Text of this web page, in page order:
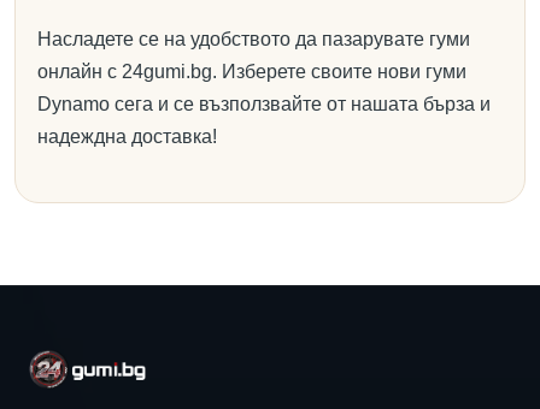
Насладете се на удобството да пазарувате гуми
онлайн с 24gumi.bg. Изберете своите нови гуми
Dynamo сега и се възползвайте от нашата бърза и
надеждна доставка!